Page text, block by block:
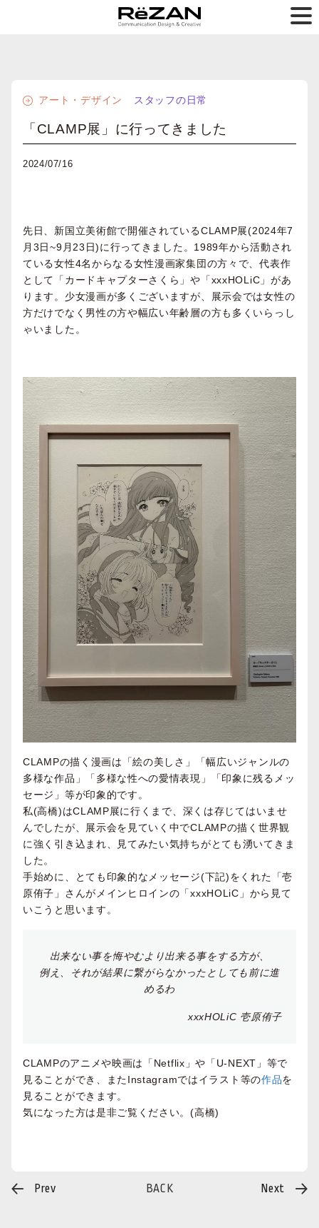
アート・デザイン スタッフの日常
「CLAMP展」に行ってきました
2024/07/16
先⽇、新国⽴美術館で開催されているCLAMP展(2024年7
⽉3⽇~9⽉23⽇)に⾏ってきました。1989年から活動され
ている⼥性4名からなる⼥性漫画家集団の⽅々で、代表作
として「カードキャプターさくら」や「xxxHOLiC」があ
ります。少⼥漫画が多くございますが、展⽰会では⼥性の
⽅だけでなく男性の⽅や幅広い年齢層の⽅も多くいらっし
ゃいました。
CLAMPの描く漫画は「絵の美しさ」「幅広いジャンルの
多様な作品」「多様な性への愛情表現」「印象に残るメッ
セージ」等が印象的です。
私(⾼橋)はCLAMP展に⾏くまで、深くは存じてはいませ
んでしたが、展⽰会を⾒ていく中でCLAMPの描く世界観
に強く引き込まれ、⾒てみたい気持ちがとても湧いてきま
した。
⼿始めに、とても印象的なメッセージ(下記)をくれた「壱
原侑⼦」さんがメインヒロインの「xxxHOLiC」から⾒て
いこうと思います。
出来ない事を悔やむより出来る事をする⽅が、
例え、それが結果に繋がらなかったとしても前に進
めるわ
xxxHOLiC 壱原侑⼦
CLAMPのアニメや映画は「Netflix」や「U-NEXT」等で
⾒ることができ、またInstagramではイラスト等の作品を
⾒ることができます。
気になった⽅は是⾮ご覧ください。(⾼橋)
投
稿
Prev Next
BACK